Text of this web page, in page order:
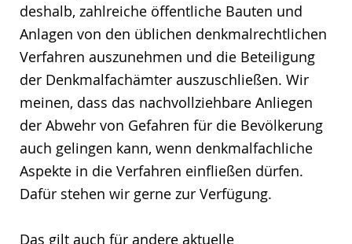
deshalb, zahlreiche öffentliche Bauten und
Anlagen von den üblichen denkmalrechtlichen
Verfahren auszunehmen und die Beteiligung
der Denkmalfachämter auszuschließen. Wir
meinen, dass das nachvollziehbare Anliegen
der Abwehr von Gefahren für die Bevölkerung
auch gelingen kann, wenn denkmalfachliche
Aspekte in die Verfahren einfließen dürfen.
Dafür stehen wir gerne zur Verfügung.
Das gilt auch für andere aktuelle